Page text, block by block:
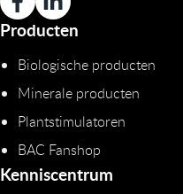
Producten
Biologische producten
Minerale producten
Plantstimulatoren
BAC Fanshop
Kenniscentrum